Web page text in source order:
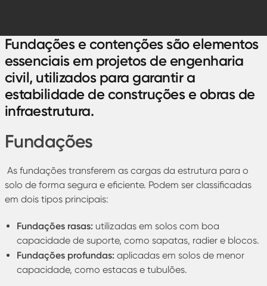
Fundações e contenções são elementos
essenciais em projetos de engenharia
civil, utilizados para garantir a
estabilidade de construções e obras de
infraestrutura.
Fundações
As fundações transferem as cargas da estrutura para o
solo de forma segura e eficiente. Podem ser classificadas
em dois tipos principais:
Fundações rasas: utilizadas em solos com boa
capacidade de suporte, como sapatas, radier e blocos.
Fundações profundas: aplicadas em solos de menor
capacidade, como estacas e tubulões.